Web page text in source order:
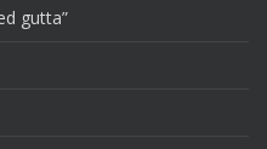
gutta”